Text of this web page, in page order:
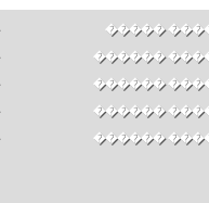
������
������
������
������
������